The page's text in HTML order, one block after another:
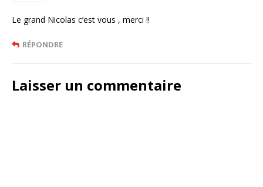
Le grand Nicolas c’est vous , merci !!
RÉPONDRE
Laisser un commentaire